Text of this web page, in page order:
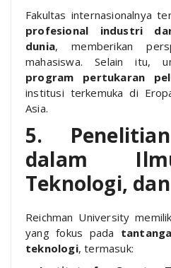
Fakultas internasionalnya
profesional industri
dunia, memberikan
mahasiswa. Selain itu,
program pertukaran
institusi terkemuka di
Asia.
5.
dalam
Teknologi,
Reichman University
yang fokus pada
teknologi, termasuk: